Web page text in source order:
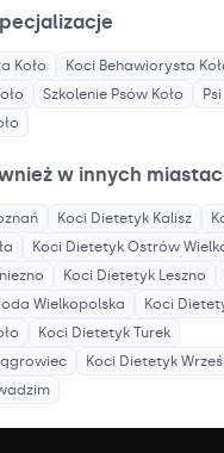
Koło Koci Behawiorysta
Szkolenie Psów Koło
w innych
Koci Dietetyk Kalisz
Koci Dietetyk Ostrów
Koci Dietetyk Leszno
Wielkopolska Koci
Koci Dietetyk Turek
Koci Dietetyk